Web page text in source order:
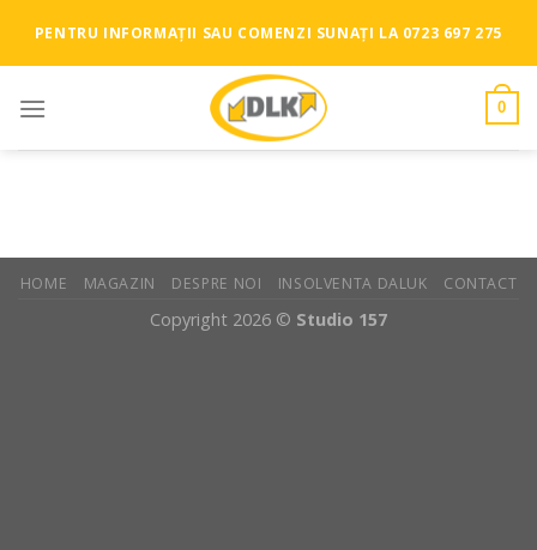
content
PENTRU INFORMAȚII SAU COMENZI SUNAȚI LA 0723 697 275
0
HOME MAGAZIN DESPRE NOI INSOLVENTA DALUK CONTACT
Copyright 2026 © Studio 157